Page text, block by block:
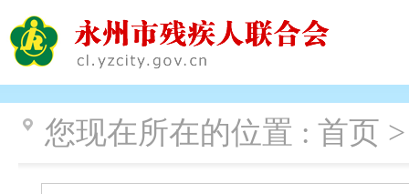
您现在所在的位置 : 首页